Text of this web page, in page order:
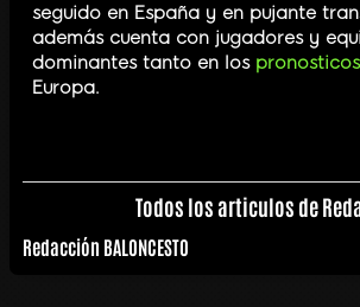
seguido en España y en pujante
además cuenta con jugadores y
dominantes tanto en los
Europa.
Todos los articulos de
Redacción BALONCESTO